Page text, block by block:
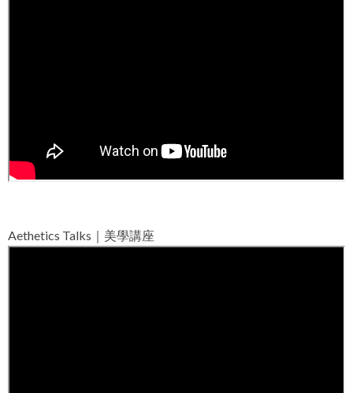
Aethetics Talks｜美學講座